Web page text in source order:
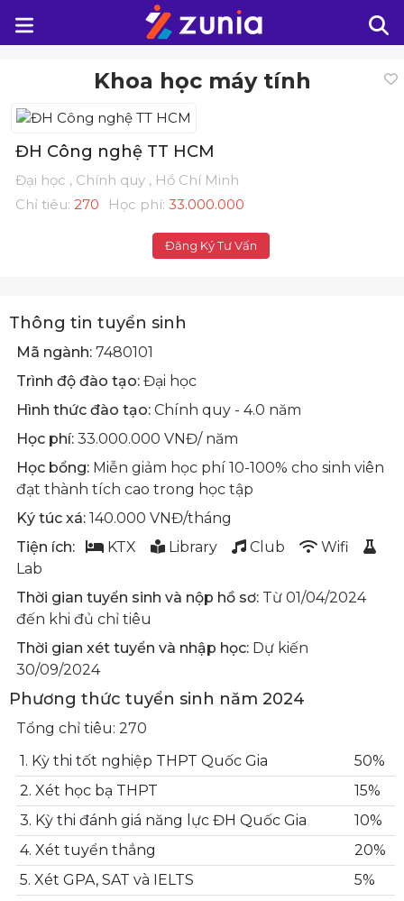
Khoa học máy tính
ĐH Công nghệ TT HCM
Đại học , Chính quy , Hồ Chí Minh
Chỉ tiêu: 270 Học phí: 33.000.000
Đăng Ký Tư Vấn
Thông tin tuyển sinh
Mã ngành: 7480101
Trình độ đào tạo: Đại học
Hình thức đào tạo: Chính quy - 4.0 năm
Học phí: 33.000.000 VNĐ/ năm
Học bổng: Miễn giảm học phí 10-100% cho sinh viên
đạt thành tích cao trong học tập
Ký túc xá: 140.000 VNĐ/tháng
Tiện ích:
KTX Library Club
Wifi
Lab
Thời gian tuyển sinh và nộp hồ sơ: Từ 01/04/2024
đến khi đủ chỉ tiêu
Thời gian xét tuyển và nhập học: Dự kiến
30/09/2024
Phương thức tuyển sinh năm 2024
Tổng chỉ tiêu: 270
1. Kỳ thi tốt nghiệp THPT Quốc Gia
50%
2. Xét học bạ THPT
15%
3. Kỳ thi đánh giá năng lực ĐH Quốc Gia
10%
4. Xét tuyển thẳng
20%
5. Xét GPA, SAT và IELTS
5%